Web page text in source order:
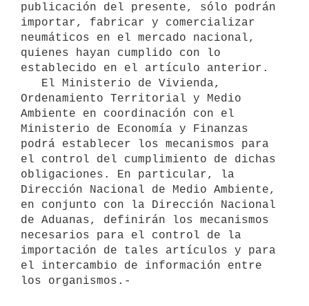
publicación del presente, sólo podrán
importar, fabricar y comercializar
neumáticos en el mercado nacional,
quienes hayan cumplido con lo
establecido en el artículo anterior.
Ordenamiento Territorial y Medio
Ambiente en coordinación con el
Ministerio de Economía y Finanzas
podrá establecer los mecanismos para
el control del cumplimiento de dichas
obligaciones. En particular, la
Dirección Nacional de Medio Ambiente,
en conjunto con la Dirección Nacional
de Aduanas, definirán los mecanismos
necesarios para el control de la
importación de tales artículos y para
el intercambio de información entre